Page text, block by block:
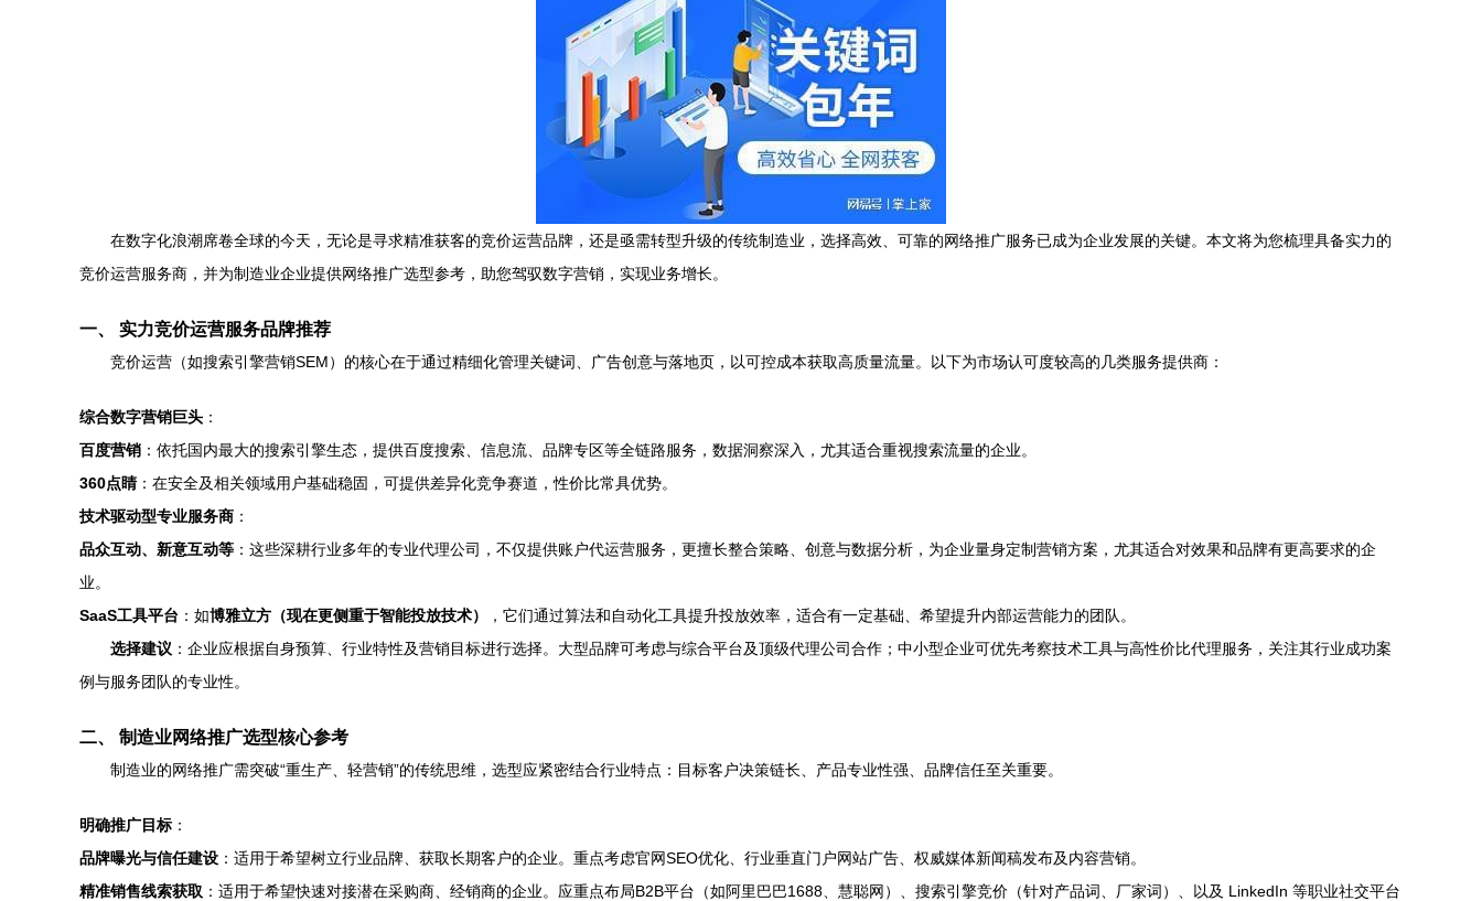
在数字化浪潮席卷全球的今天，无论是寻求精准获客的竞价运营品牌，还是亟需转型升级的传统制造业，选择高效、可靠的网络推广服务已成为企业发展的关键。本文将为您梳理具备实力的
竞价运营服务商，并为制造业企业提供网络推广选型参考，助您驾驭数字营销，实现业务增长。
一、 实力竞价运营服务品牌推荐
竞价运营（如搜索引擎营销SEM）的核心在于通过精细化管理关键词、广告创意与落地页，以可控成本获取高质量流量。以下为市场认可度较高的几类服务提供商：
综合数字营销巨头 ：
百度营销 ：依托国内最大的搜索引擎生态，提供百度搜索、信息流、品牌专区等全链路服务，数据洞察深入，尤其适合重视搜索流量的企业。
360点睛：在安全及相关领域用户基础稳固，可提供差异化竞争赛道，性价比常具优势。
技术驱动型专业服务商 ：
品众互动、新意互动等 ：这些深耕行业多年的专业代理公司，不仅提供账户代运营服务，更擅长整合策略、创意与数据分析，为企业量身定制营销方案，尤其适合对效果和品牌有更高要求的企
业。
SaaS工具平台 ：如博雅立方（现在更侧重于智能投放技术）
，它们通过算法和自动化工具提升投放效率，适合有一定基础、希望提升内部运营能力的团队。
选择建议 ：企业应根据自身预算、行业特性及营销目标进行选择。大型品牌可考虑与综合平台及顶级代理公司合作；中小型企业可优先考察技术工具与高性价比代理服务，关注其行业成功案
例与服务团队的专业性。
二、 制造业网络推广选型核心参考
制造业的网络推广需突破“重生产、轻营销”的传统思维，选型应紧密结合行业特点：目标客户决策链长、产品专业性强、品牌信任至关重要。
明确推广目标 ：
品牌曝光与信任建设 ：适用于希望树立行业品牌、获取长期客户的企业。重点考虑官网SEO优化、行业垂直门户网站广告、权威媒体新闻稿发布及内容营销。
精准销售线索获取 ：适用于希望快速对接潜在采购商、经销商的企业。应重点布局B2B平台（如阿里巴巴1688、慧聪网）、搜索引擎竞价（针对产品词、厂家词）、以及 LinkedIn 等职业社交平台